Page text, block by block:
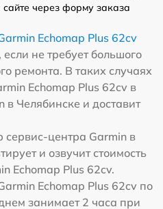
через форму заказа
Echomap Plus 62cv
не требует большого
ремонта. В таких случаях
Echomap Plus 62cv в
в Челябинске и доставит
сервис-центра Garmin в
и озвучит стоимость
Echomap Plus 62cv.
Echomap Plus 62cv по
занимает 2 часа при